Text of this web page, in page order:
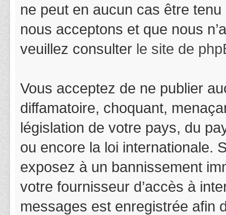
ne peut en aucun cas être
nous acceptons et que nous
veuillez consulter le site de
Vous acceptez de ne publier
diffamatoire, choquant,
législation de votre pays, du
ou encore la loi internationale.
exposez à un bannissement
votre fournisseur d’accès à
messages est enregistrée afin